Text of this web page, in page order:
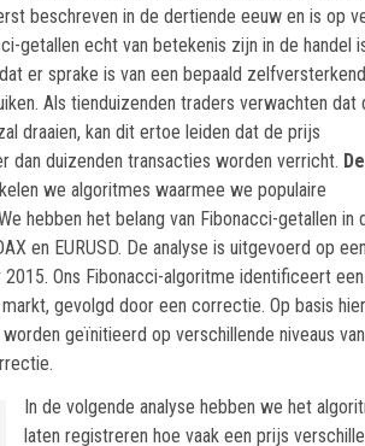
beschreven in de dertiende eeuw en is op
getallen echt van betekenis zijn in de handel
er sprake is van een bepaald zelfversterkend
Als tienduizenden traders verwachten dat
draaien, kan dit ertoe leiden dat de prijs
dan duizenden transacties worden verricht. De
we algoritmes waarmee we populaire
hebben het belang van Fibonacci-getallen in
en EURUSD. De analyse is uitgevoerd op
Ons Fibonacci-algoritme identificeert een
gevolgd door een correctie. Op basis
geïnitieerd op verschillende niveaus
In de volgende analyse hebben we het
laten registreren hoe vaak een prijs